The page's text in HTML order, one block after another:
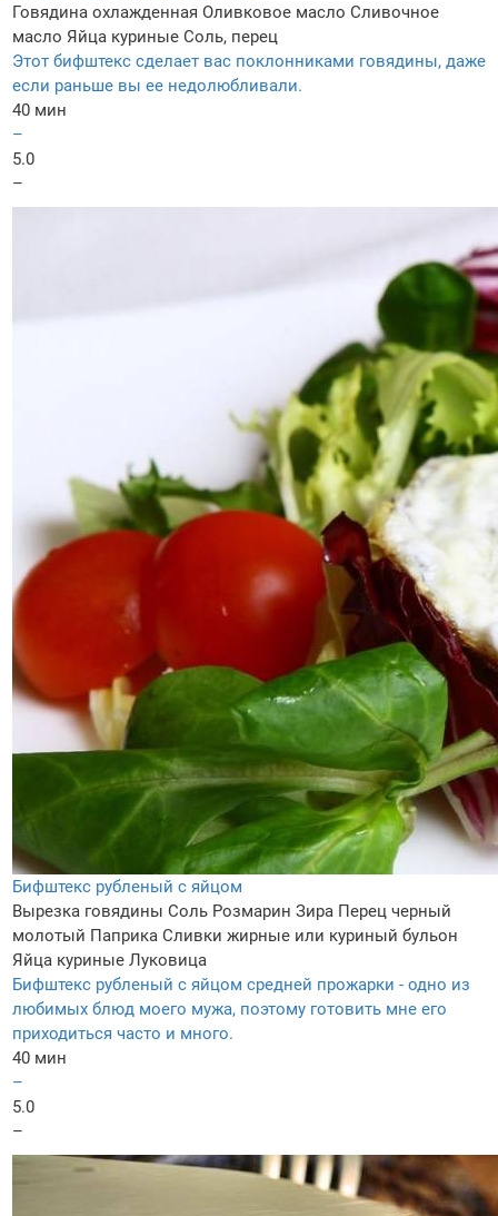
Говядина охлажденная Оливковое масло Сливочное
масло Яйца куриные Соль, перец
Этот бифштекс сделает вас поклонниками говядины, даже
если раньше вы ее недолюбливали.
40 мин
–
5.0
–
Бифштекс рубленый с яйцом
Вырезка говядины Соль Розмарин Зира Перец черный
молотый Паприка Сливки жирные или куриный бульон
Яйца куриные Луковица
Бифштекс рубленый с яйцом средней прожарки - одно из
любимых блюд моего мужа, поэтому готовить мне его
приходиться часто и много.
40 мин
–
5.0
–